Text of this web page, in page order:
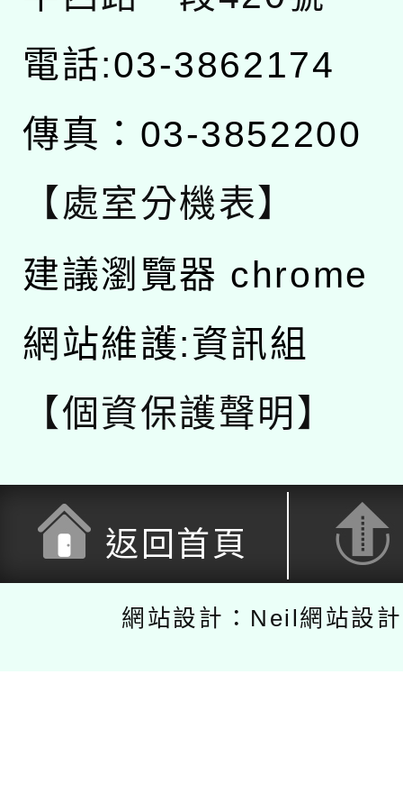
電話:03-3862174
傳真：03-3852200
【處室分機表】
建議瀏覽器 chrome
網站維護:資訊組
【個資保護聲明】
返回首頁
網站設計：Neil網站設